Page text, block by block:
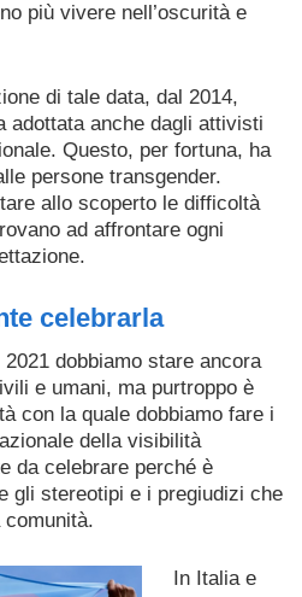
più vivere nell’oscurità e
di tale data, dal 2014,
adottata anche dagli attivisti
Questo, per fortuna, ha
persone transgender.
allo scoperto le difficoltà
ad affrontare ogni
celebrarla
dobbiamo stare ancora
e umani, ma purtroppo è
con la quale dobbiamo fare i
della visibilità
da celebrare perché è
gli stereotipi e i pregiudizi che
comunità.
In Italia e